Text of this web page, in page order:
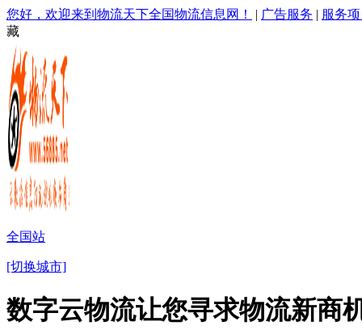
您好，欢迎来到物流天下全国物流信息网！ | 广告服务 | 服务
藏
全国站
[切换城市]
数字云物流让您寻求物流新商